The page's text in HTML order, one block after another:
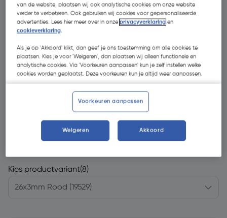
€ 10,85 | Excl. btw € 8,97
Kies productvariant(8)
van de website, plaatsen wij ook analytische cookies om onze website
verder te verbeteren. Ook gebruiken wij cookies voor gepersonaliseerde
advertenties. Lees hier meer over in onzeprivacyverklaring en
cookieverklaring.
Als je op 'Akkoord' klikt, dan geef je ons toestemming om alle cookies te
plaatsen. Kies je voor 'Weigeren', dan plaatsen wij alleen functionele en
analytische cookies. Via 'Voorkeuren aanpassen' kun je zelf instellen welke
cookies worden geplaatst. Deze voorkeuren kun je altijd weer aanpassen.
Voorkeuren aanpassen
Weigeren Akkoord